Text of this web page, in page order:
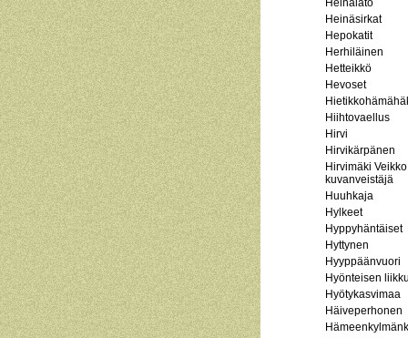
Heinälato
Heinäsirkat
Hepokatit
Herhiläinen
Hetteikkö
Hevoset
Hiihtovaellus
Hirvi
Hirvikärpänen
Hirvimäki
kuvanveistäjä
Huuhkaja
Hylkeet
Hyppyhäntäiset
Hyttynen
Hyyppäänvuori
Hyönteisen
Hyötykasvimaa
Häiveperhonen